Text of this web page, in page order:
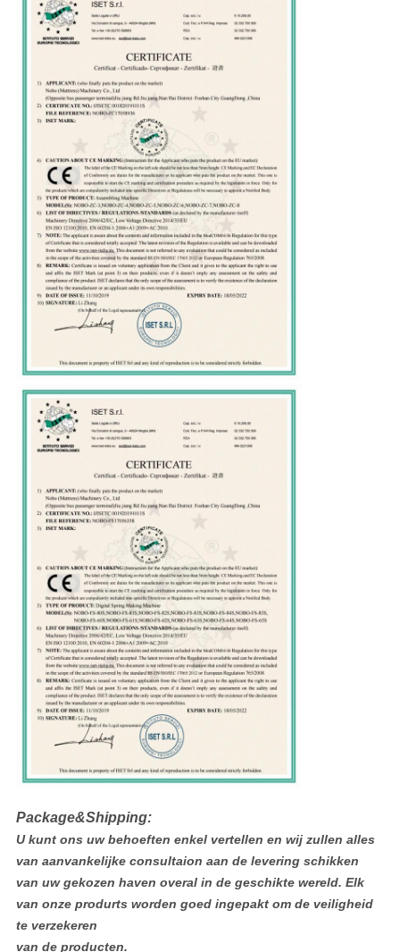
Package&Shipping:
U kunt ons uw behoeften enkel vertellen en wij zullen alles
van aanvankelijke consultaion aan de levering schikken
van uw gekozen haven overal in de geschikte wereld. Elk
van onze produrts worden goed ingepakt om de veiligheid
te verzekeren
van de producten.